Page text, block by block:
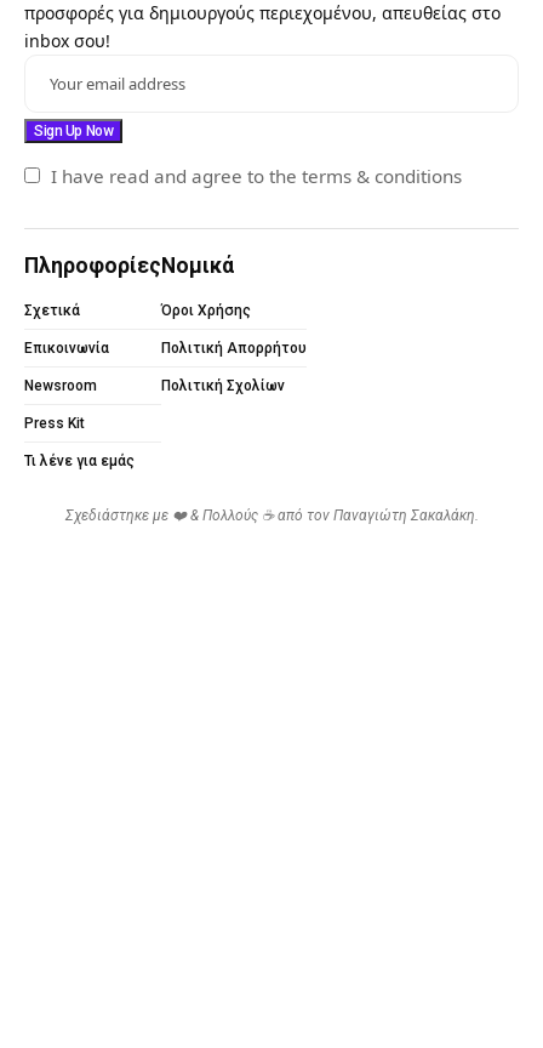
προσφορές για δημιουργούς περιεχομένου, απευθείας στο
inbox σου!
I have read and agree to the terms & conditions
Πληροφορίες
Σχετικά
Επικοινωνία
Newsroom
Press Kit
Τι λένε για εμάς
Νομικά
Όροι Χρήσης
Πολιτική Απορρήτου
Πολιτική Σχολίων
Σχεδιάστηκε με ❤️ & Πολλούς ☕ από τον Παναγιώτη Σακαλάκη.